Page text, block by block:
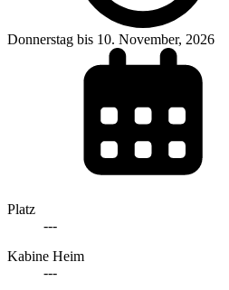
Donnerstag bis 10. November, 2026
Platz
---
Kabine Heim
---